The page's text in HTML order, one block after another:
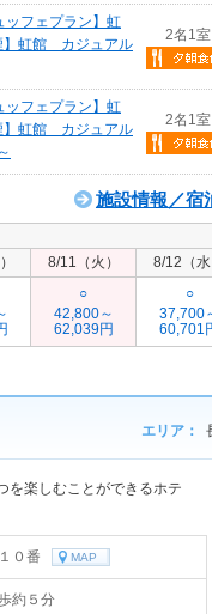
ッフェプラン】虹
】虹館 カジュアル
2名1室
ッフェプラン】虹
】虹館 カジュアル
2名1室
施設情報／宿
8/11（火） 8/12（水
○
42,800～
62,039円
○
37,700
60,701
エリア：
を楽しむことができるホテ
０番 MAP
約５分